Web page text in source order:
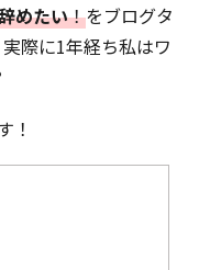
めたい！をブログタ
際に1年経ち私はワ
！